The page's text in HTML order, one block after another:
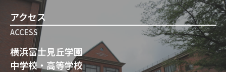
アクセス
ACCESS
横浜富士見丘学園
中学校・高等学校